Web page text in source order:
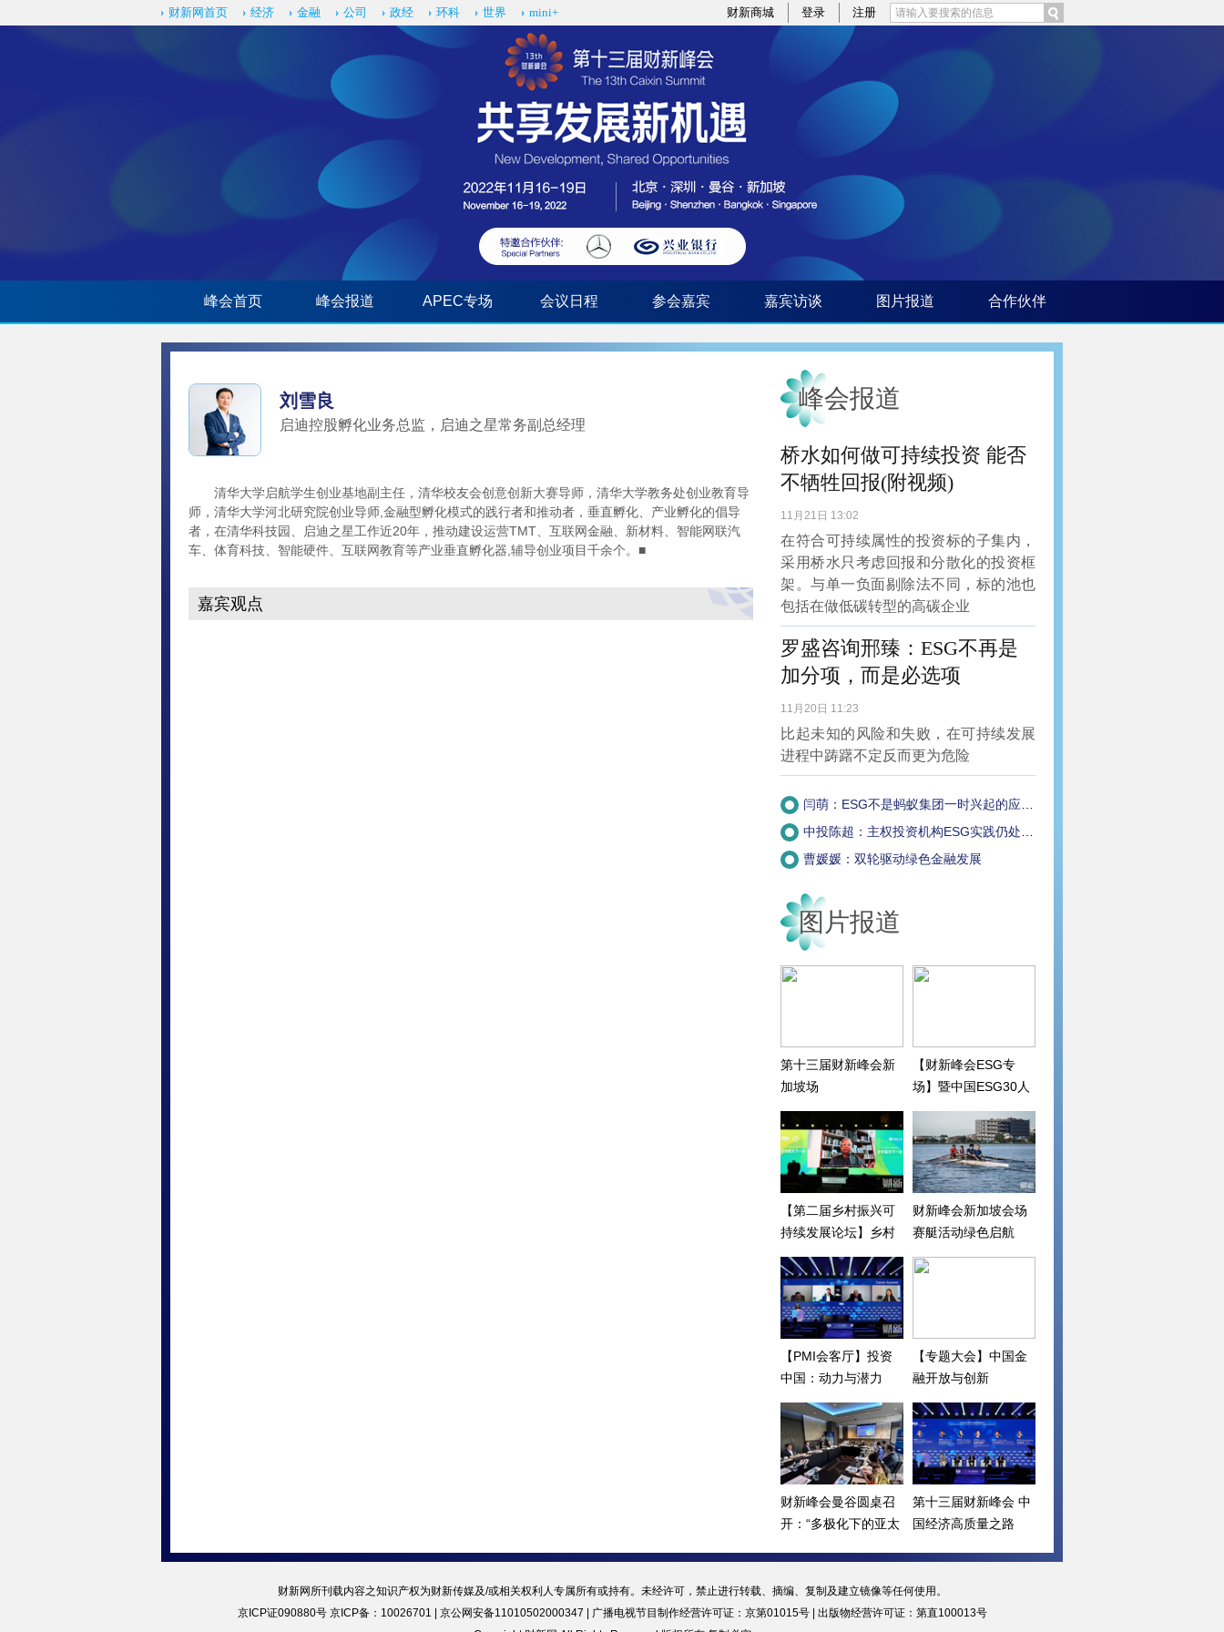
财新商城 登录 注册
财新网首页 经济 金融 公司 政经 环科 世界 mini+
峰会首页 峰会报道 APEC专场 会议日程 参会嘉宾 嘉宾访谈 图片报道 合作伙伴
刘雪良
启迪控股孵化业务总监，启迪之星常务副总经理
清华大学启航学生创业基地副主任，清华校友会创意创新大赛导师，清华大学教务处创业教育导
师，清华大学河北研究院创业导师,金融型孵化模式的践行者和推动者，垂直孵化、产业孵化的倡导
者，在清华科技园、启迪之星工作近20年，推动建设运营TMT、互联网金融、新材料、智能网联汽
车、体育科技、智能硬件、互联网教育等产业垂直孵化器,辅导创业项目千余个。■
嘉宾观点
峰会报道
桥水如何做可持续投资 能否
不牺牲回报(附视频)
11月21日 13:02
在符合可持续属性的投资标的子集内，
采用桥水只考虑回报和分散化的投资框
架。与单一负面剔除法不同，标的池也
包括在做低碳转型的高碳企业
罗盛咨询邢臻：ESG不再是
加分项，而是必选项
11月20日 11:23
比起未知的风险和失败，在可持续发展
进程中踌躇不定反而更为危险
闫萌：ESG不是蚂蚁集团一时兴起的应景之举
中投陈超：主权投资机构ESG实践仍处早期
曹媛媛：双轮驱动绿色金融发展
图片报道
第十三届财新峰会新
加坡场
【财新峰会ESG专
场】暨中国ESG30人
论坛2022年会
【第二届乡村振兴可
持续发展论坛】乡村
振兴下一步
财新峰会新加坡会场
赛艇活动绿色启航
【PMI会客厅】投资
中国：动力与潜力
【专题大会】中国金
融开放与创新
财新峰会曼谷圆桌召
开：“多极化下的亚太
第十三届财新峰会 中
国经济高质量之路
财新网所刊载内容之知识产权为财新传媒及/或相关权利人专属所有或持有。未经许可，禁止进行转载、摘编、复制及建立镜像等任何使用。
京ICP证090880号京ICP备：10026701 | 京公网安备11010502000347 | 广播电视节目制作经营许可证：京第01015号| 出版物经营许可证：第直100013号